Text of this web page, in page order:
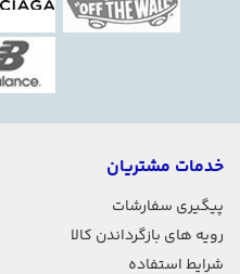
خدمات مشتریان
پیگیری سفارشات
رویه های بازگرداندن کالا
شرایط استفاده